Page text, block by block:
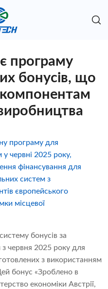
програму
бонусів, що
компонентам
програму для
червні 2025 року,
фінансування для
систем з
європейського
місцевої
бонусів за
червня 2025 року для
з використанням
бонус «Зроблено в
економіки Австрії,